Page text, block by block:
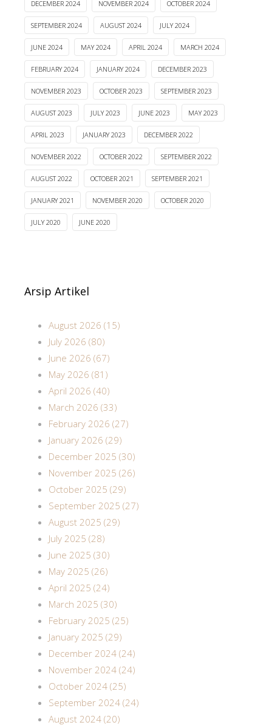
DECEMBER 2024 NOVEMBER 2024 OCTOBER 2024
SEPTEMBER 2024 AUGUST 2024 JULY 2024
JUNE 2024 MAY 2024 APRIL 2024 MARCH 2024
FEBRUARY 2024 JANUARY 2024 DECEMBER 2023
NOVEMBER 2023 OCTOBER 2023 SEPTEMBER 2023
AUGUST 2023 JULY 2023 JUNE 2023 MAY 2023
APRIL 2023 JANUARY 2023 DECEMBER 2022
NOVEMBER 2022 OCTOBER 2022 SEPTEMBER 2022
AUGUST 2022 OCTOBER 2021 SEPTEMBER 2021
JANUARY 2021 NOVEMBER 2020 OCTOBER 2020
JULY 2020 JUNE 2020
Arsip Artikel
August 2026 (15)
July 2026 (80)
June 2026 (67)
May 2026 (81)
April 2026 (40)
March 2026 (33)
February 2026 (27)
January 2026 (29)
December 2025 (30)
November 2025 (26)
October 2025 (29)
September 2025 (27)
August 2025 (29)
July 2025 (28)
June 2025 (30)
May 2025 (26)
April 2025 (24)
March 2025 (30)
February 2025 (25)
January 2025 (29)
December 2024 (24)
November 2024 (24)
October 2024 (25)
September 2024 (24)
August 2024 (20)